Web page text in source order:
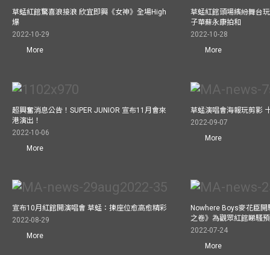
草蜢紅館驚喜浪接浪 欣宜即興《女神》全場High
爆
2022-10-29
More
草蜢紅館頭場繽紛舞台
子華蘇永康拍和
2022-10-28
More
超興奮消息公告！SUPER JUNIOR 宣布11月會來
港演出！
2022-10-06
More
草蜢演唱會海報玩剪影
2022-09-07
More
宣布10月紅館開演唱會 草蜢：揀座位愈高愈精彩
2022-08-29
More
Nowhere Boys麥花臣
之卷》為觀眾紅館睇騷
2022-07-24
More